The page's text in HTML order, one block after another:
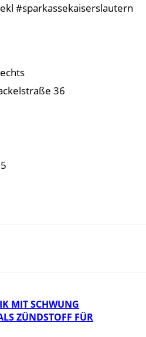
#sparkassekaiserslautern
36
MIT SCHWUNG
ZÜNDSTOFF FÜR